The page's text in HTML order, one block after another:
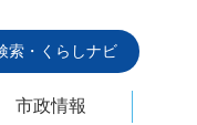
索・くらしナビ
市政情報